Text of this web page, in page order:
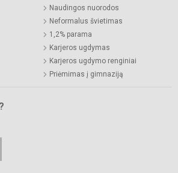
Naudingos nuorodos
Neformalus švietimas
1,2% parama
Karjeros ugdymas
Karjeros ugdymo renginiai
Priėmimas į gimnaziją